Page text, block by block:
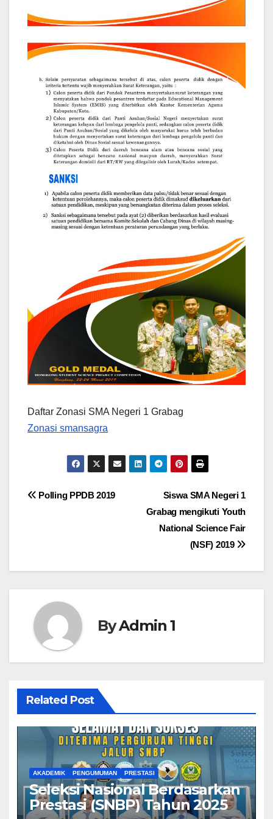
Daftar Zonasi SMA Negeri 1 Grabag
Zonasi smansagra
Post
Siswa SMA Negeri 1
Grabag mengikuti Youth
National Science Fair
(NSF) 2019
Polling PPDB 2019
ByAdmin 1
Related Post
AKADEMIK PENGUMUMAN PRESTASI
Seleksi Nasional Berdasarkan
Prestasi (SNBP) Tahun 2025